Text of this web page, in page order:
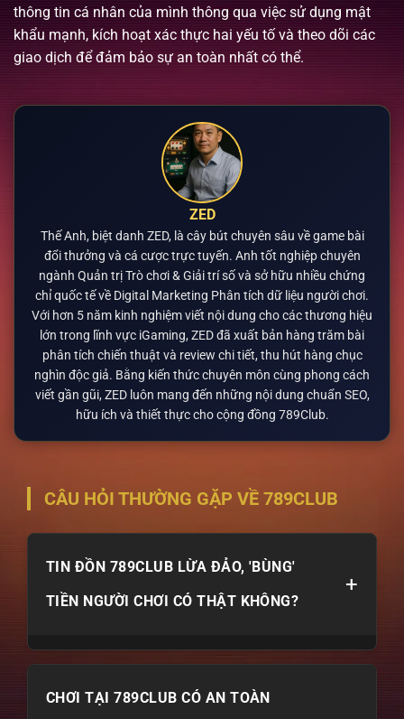
thông tin cá nhân của mình thông qua việc sử dụng mật
khẩu mạnh, kích hoạt xác thực hai yếu tố và theo dõi các
giao dịch để đảm bảo sự an toàn nhất có thể.
ZED
Thế Anh, biệt danh ZED, là cây bút chuyên sâu về game bài
đổi thưởng và cá cược trực tuyến. Anh tốt nghiệp chuyên
ngành Quản trị Trò chơi & Giải trí số và sở hữu nhiều chứng
chỉ quốc tế về Digital Marketing Phân tích dữ liệu người chơi.
Với hơn 5 năm kinh nghiệm viết nội dung cho các thương hiệu
lớn trong lĩnh vực iGaming, ZED đã xuất bản hàng trăm bài
phân tích chiến thuật và review chi tiết, thu hút hàng chục
nghìn độc giả. Bằng kiến thức chuyên môn cùng phong cách
viết gần gũi, ZED luôn mang đến những nội dung chuẩn SEO,
hữu ích và thiết thực cho cộng đồng 789Club.
CÂU HỎI THƯỜNG GẶP VỀ 789CLUB
TIN ĐỒN 789CLUB LỪA ĐẢO, 'BÙNG'
TIỀN NGƯỜI CHƠI CÓ THẬT KHÔNG?
+
phía: Đối thủ cạnh tranh chơi xấu hoặc người chơi vi
CHƠI TẠI 789CLUB CÓ AN TOÀN